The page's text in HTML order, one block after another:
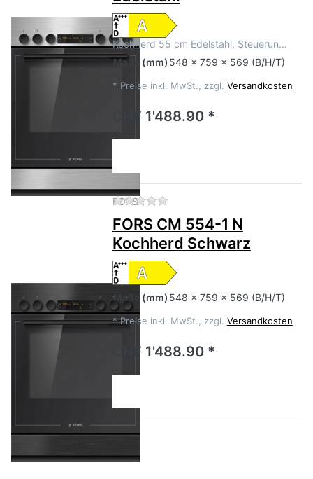
Kochherd 55 cm Edelstahl, Steuerun…
Maße (mm) 548 x 759 x 569 (B/H/T)
* Preise inkl. MwSt., zzgl. Versandkosten
CHF 1'488.90 *
FORS Zu diesem Produkt liegen
FORS CM 554-1 N
Kochherd Schwarz
Maße (mm) 548 x 759 x 569 (B/H/T)
* Preise inkl. MwSt., zzgl. Versandkosten
CHF 1'488.90 *